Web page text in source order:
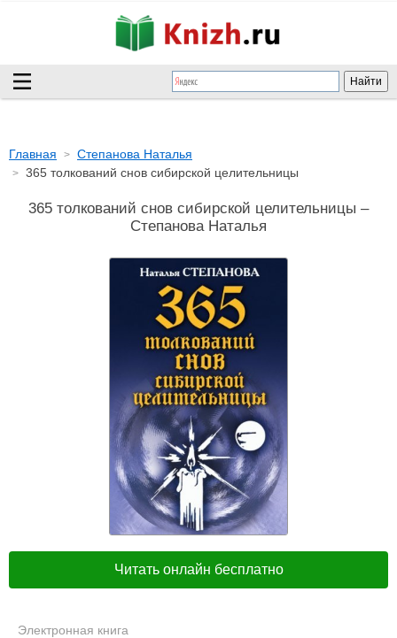
Главная
Степанова Наталья
365 толкований снов сибирской целительницы
365 толкований снов сибирской целительницы –
Степанова Наталья
Читать онлайн бесплатно
Электронная книга